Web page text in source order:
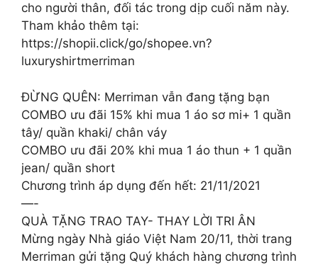
cho người thân, đối tác trong dịp cuối năm này.
Tham khảo thêm tại:
https://shopii.click/go/shopee.vn?
luxuryshirtmerriman
ĐỪNG QUÊN: Merriman vẫn đang tặng bạn
COMBO ưu đãi 15% khi mua 1 áo sơ mi+ 1 quần
tây/ quần khaki/ chân váy
COMBO ưu đãi 20% khi mua 1 áo thun + 1 quần
jean/ quần short
Chương trình áp dụng đến hết: 21/11/2021
—-
QUÀ TẶNG TRAO TAY- THAY LỜI TRI ÂN
Mừng ngày Nhà giáo Việt Nam 20/11, thời trang
Merriman gửi tặng Quý khách hàng chương trình